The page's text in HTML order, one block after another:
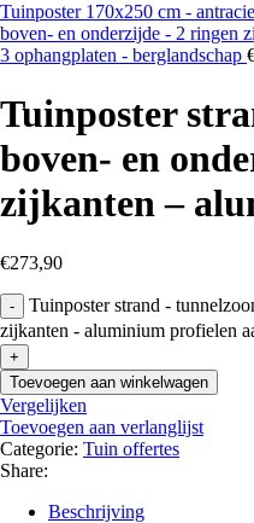
Tuinposter 170x250 cm -
boven- en onderzijde - 2 ringen
3 ophangplaten - berglandschap
Tuinposter
boven- en
zijkanten –
€273,90
Tuinposter strand -
zijkanten - aluminium profielen
Toevoegen aan winkelwagen
Vergelijken
Toevoegen aan verlanglijst
Categorie: Tuin offertes
Share:
Beschrijving